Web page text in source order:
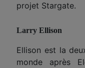
projet Stargate.
Larry Ellison
Ellison est la
monde après